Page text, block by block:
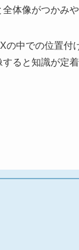
体像がつかみや
の中での位置付
ると知識が定着